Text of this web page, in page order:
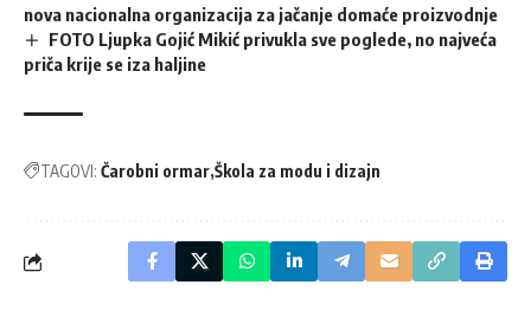
nova nacionalna organizacija za jačanje domaće proizvodnje
FOTO Ljupka Gojić Mikić privukla sve poglede, no najveća
priča krije se iza haljine
TAGOVI: Čarobni ormar Škola za modu i dizajn